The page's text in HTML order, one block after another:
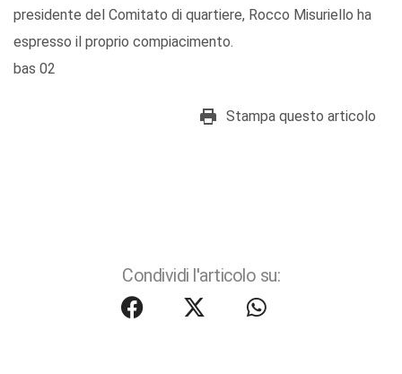
presidente del Comitato di quartiere, Rocco Misuriello ha
espresso il proprio compiacimento.
bas 02
Stampa questo articolo
Condividi l'articolo su: